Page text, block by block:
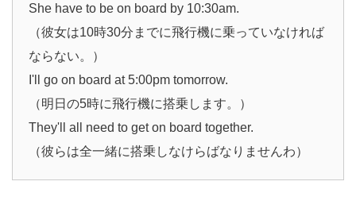
She have to be on board by 10:30am.
（彼女は10時30分までに飛行機に乗っていなければ
ならない。）
I'll go on board at 5:00pm tomorrow.
（明日の5時に飛行機に搭乗します。）
They'll all need to get on board together.
（彼らは全一緒に搭乗しなけらばなりませんわ）